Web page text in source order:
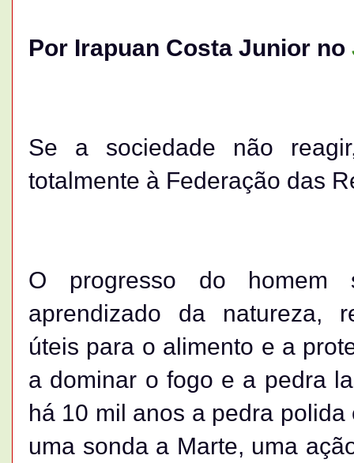
Por Irapuan Costa Junior no
Se a sociedade não
totalmente à Federação das
O progresso do homem
aprendizado da natureza,
úteis para o alimento e a
a dominar o fogo e a pedra
há 10 mil anos a pedra
uma sonda a Marte, uma